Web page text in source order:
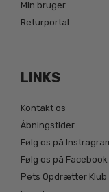
Min bruger
Returportal
LINKS
Kontakt os
Åbningstider
Følg os på
Følg os på Facebook
Pets Opdrætter Klub